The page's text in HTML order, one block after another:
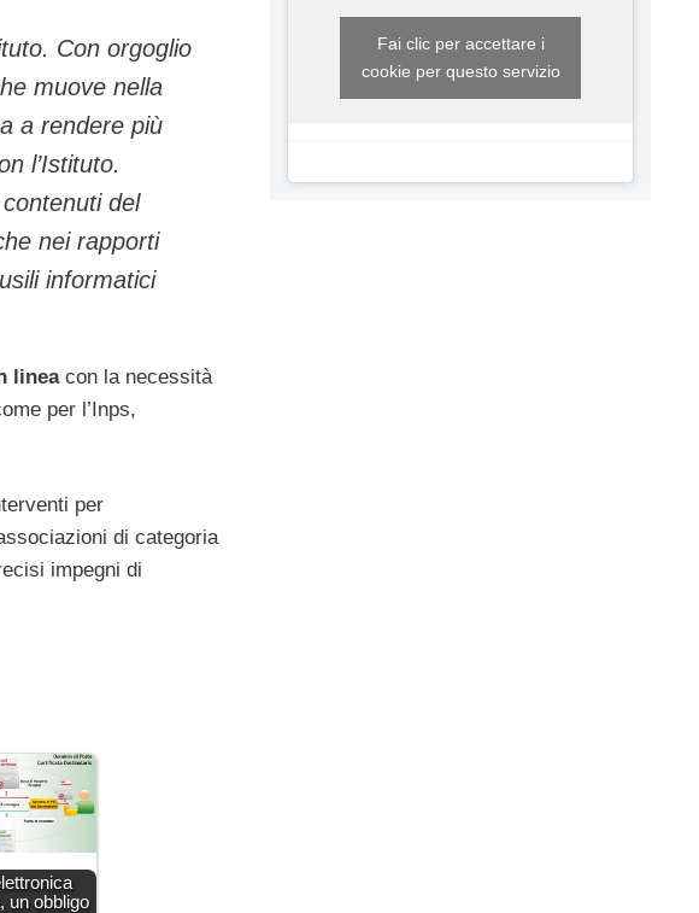
Con orgoglio
muove nella
a rendere più
l’Istituto.
del
nei rapporti
informatici
lineacon la necessità
per l’Inps,
per
di categoria
impegni di
un obbligo
Fai clic per accettare i
cookie per questo servizio